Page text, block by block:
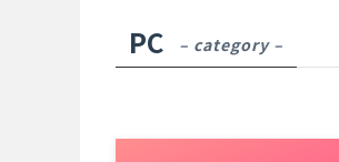
PC – category –